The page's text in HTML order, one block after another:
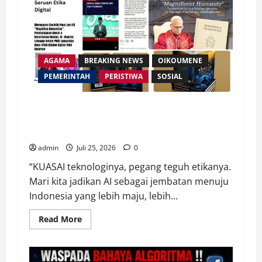
AGAMA BREAKING NEWS
OIKOUMENE
PEMERINTAH
PERISTIWA SOSIAL
admin Juli 25, 2026 0
“KUASAI teknologinya, pegang teguh etikanya.
Mari kita jadikan AI sebagai jembatan menuju
Indonesia yang lebih maju, lebih...
Read MoreRead
more
Ensiklik
Pertama